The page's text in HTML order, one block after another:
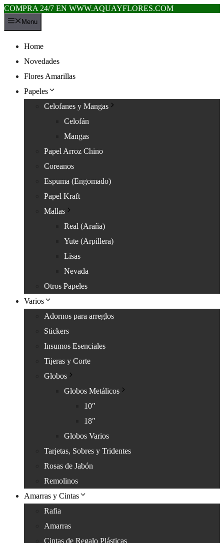
COMPRA 24/7 EN WWW.AQUAYFLORES.COM
Saltar
al
Menu
Home
Novedades
Flores Amarillas
Papeles
Celofanes y Mangas
Celofán
Mangas
Papel Arroz Chino
Coreanos
Espuma (Engomado)
Papel Kraft
Mallas
Real (Araña)
Yute (Arpillera)
Lisas
Nevada
Otros Papeles
Varios
Adornos para arreglos
Stickers
Insumos Esenciales
Tijeras y Corte
Globos
Globos Metálicos
10″
18″
Globos Varios
Tarjetas, Sobres y Tridentes
Rosas de Jabón
Remolinos
Amarras y Cintas
Rafia
Amarras
Cintas de Regalo Plásticas